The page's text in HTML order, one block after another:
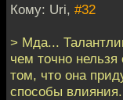
Кому: Uri, #32
> Мда...
чем точно нельзя
том, что она
способы влияния.